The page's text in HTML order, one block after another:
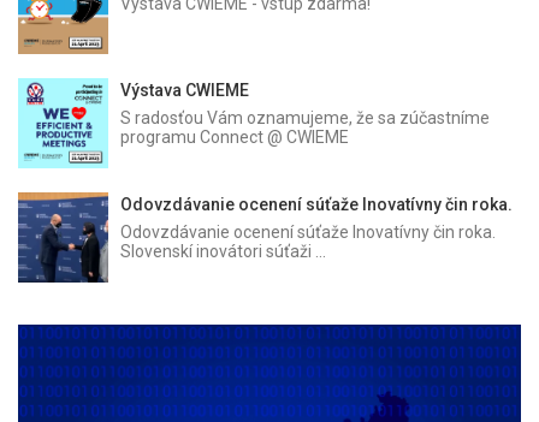
Výstava CWIEME
S radosťou Vám oznamujeme, že sa zúčastníme
programu Connect @ CWIEME
Odovzdávanie ocenení súťaže Inovatívny čin roka.
Odovzdávanie ocenení súťaže Inovatívny čin roka.
Slovenskí inovátori súťaži ...